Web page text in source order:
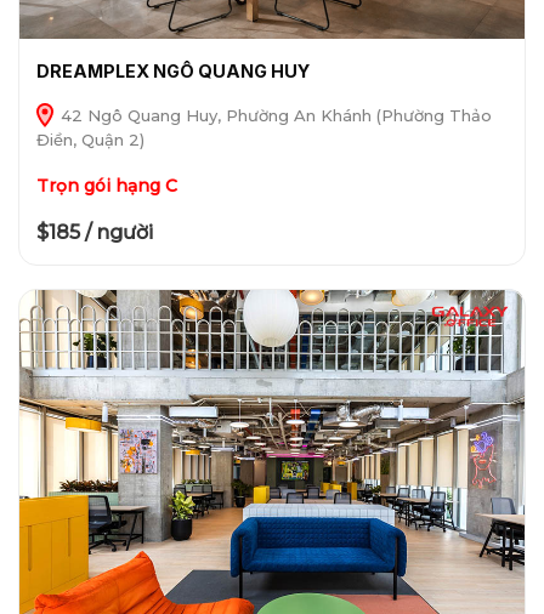
DREAMPLEX NGÔ QUANG HUY
42 Ngô Quang Huy, Phường An Khánh (Phường Thảo
Điền, Quận 2)
Trọn gói hạng C
$185 / người